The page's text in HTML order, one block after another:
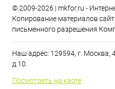
© 2009-2026 | mkfor.ru -
Копирование материалов
письменного разрешения
Наш адрес: 129594, г. Москва,
д.10.
Посмотреть на карте